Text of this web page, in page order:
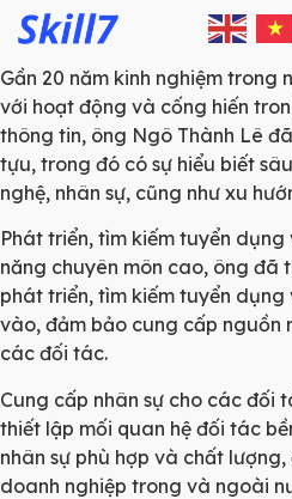
Gần 20 năm kinh nghiệm trong
với hoạt động và cống hiến
thông tin, ông Ngô Thành Lê
tựu, trong đó có sự hiểu biết
nghệ, nhân sự, cũng như xu
Phát triển, tìm kiếm tuyển
năng chuyên môn cao, ông đã
phát triển, tìm kiếm tuyển
vào, đảm bảo cung cấp nguồn
các đối tác.
Cung cấp nhân sự cho các đối
thiết lập mối quan hệ đối tác
nhân sự phù hợp và chất
doanh nghiệp trong và ngoài